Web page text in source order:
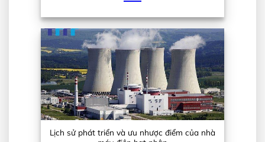
Lịch sử phát triển và ưu nhược điểm của nhà